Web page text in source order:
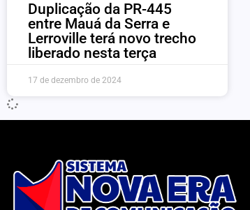
Duplicação da PR-445
entre Mauá da Serra e
Lerroville terá novo trecho
liberado nesta terça
17 de dezembro de 2024